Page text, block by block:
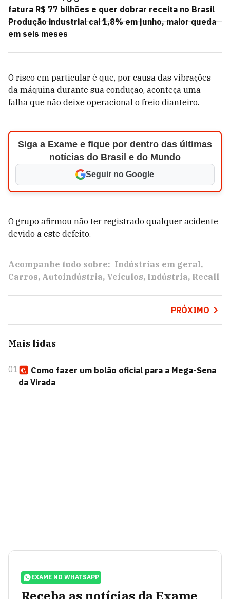
fatura R$ 77 bilhões e quer dobrar receita no Brasil
Produção industrial cai 1,8% em junho, maior queda
em seis meses
O risco em particular é que, por causa das vibrações
da máquina durante sua condução, aconteça uma
falha que não deixe operacional o freio dianteiro.
Siga a Exame e fique por dentro das últimas
notícias do Brasil e do Mundo
Seguir no Google
O grupo afirmou não ter registrado qualquer acidente
devido a este defeito.
Acompanhe tudo sobre: Indústrias em geral
Carros Autoindústria Veículos Indústria Recall
PRÓXIMO
Mais lidas
01
Como fazer um bolão oficial para a Mega-Sena
da Virada
EXAME NO WHATSAPP